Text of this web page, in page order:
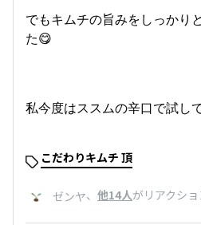
でもキムチの旨みをしっかり
た😋
私今度はススムの辛口で試し
こだわりキムチ 頂
ゼンヤ、 他14人がリアクショ